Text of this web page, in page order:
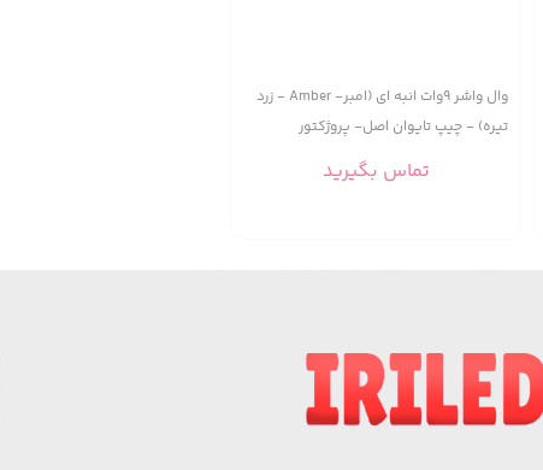
وال واشر 9وات انبه ای (امبر- Amber - زرد
تیره) - چیپ تایوان اصل- پروژکتور
تماس بگیرید